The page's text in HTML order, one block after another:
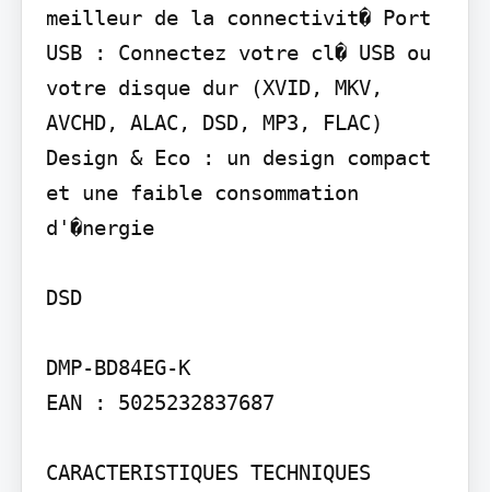
meilleur de la connectivit� Port
USB : Connectez votre cl� USB ou
votre disque dur (XVID, MKV,
AVCHD, ALAC, DSD, MP3, FLAC)
Design & Eco : un design compact
et une faible consommation
d'�nergie
DSD
DMP-BD84EG-K
EAN : 5025232837687
CARACTERISTIQUES TECHNIQUES